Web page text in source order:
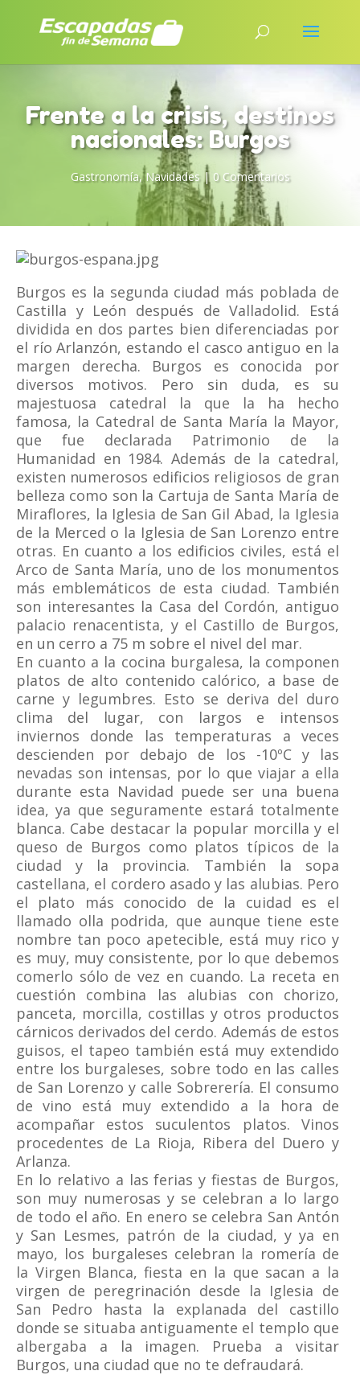
Frente a la crisis, destinos
nacionales: Burgos
Gastronomía,Navidades| 0 Comentarios
Burgos es la segunda ciudad más poblada de
Castilla y León después de Valladolid. Está
dividida en dos partes bien diferenciadas por
el río Arlanzón, estando el casco antiguo en la
margen derecha. Burgos es conocida por
diversos motivos. Pero sin duda, es su
majestuosa catedral la que la ha hecho
famosa, la Catedral de Santa María la Mayor,
que fue declarada Patrimonio de la
Humanidad en 1984. Además de la catedral,
existen numerosos edificios religiosos de gran
belleza como son la Cartuja de Santa María de
Miraflores, la Iglesia de San Gil Abad, la Iglesia
de la Merced o la Iglesia de San Lorenzo entre
otras. En cuanto a los edificios civiles, está el
Arco de Santa María, uno de los monumentos
más emblemáticos de esta ciudad. También
son interesantes la Casa del Cordón, antiguo
palacio renacentista, y el Castillo de Burgos,
en un cerro a 75 m sobre el nivel del mar.
En cuanto a la cocina burgalesa, la componen
platos de alto contenido calórico, a base de
carne y legumbres. Esto se deriva del duro
clima del lugar, con largos e intensos
inviernos donde las temperaturas a veces
descienden por debajo de los -10ºC y las
nevadas son intensas, por lo que viajar a ella
durante esta Navidad puede ser una buena
idea, ya que seguramente estará totalmente
blanca. Cabe destacar la popular morcilla y el
queso de Burgos como platos típicos de la
ciudad y la provincia. También la sopa
castellana, el cordero asado y las alubias. Pero
el plato más conocido de la cuidad es el
llamado olla podrida, que aunque tiene este
nombre tan poco apetecible, está muy rico y
es muy, muy consistente, por lo que debemos
comerlo sólo de vez en cuando. La receta en
cuestión combina las alubias con chorizo,
panceta, morcilla, costillas y otros productos
cárnicos derivados del cerdo. Además de estos
guisos, el tapeo también está muy extendido
entre los burgaleses, sobre todo en las calles
de San Lorenzo y calle Sobrerería. El consumo
de vino está muy extendido a la hora de
acompañar estos suculentos platos. Vinos
procedentes de La Rioja, Ribera del Duero y
Arlanza.
En lo relativo a las ferias y fiestas de Burgos,
son muy numerosas y se celebran a lo largo
de todo el año. En enero se celebra San Antón
y San Lesmes, patrón de la ciudad, y ya en
mayo, los burgaleses celebran la romería de
la Virgen Blanca, fiesta en la que sacan a la
virgen de peregrinación desde la Iglesia de
San Pedro hasta la explanada del castillo
donde se situaba antiguamente el templo que
albergaba a la imagen. Prueba a visitar
Burgos, una ciudad que no te defraudará.